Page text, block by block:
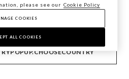
P.Iva 04240010274 - Cap. Soc.
-2.4.0
Polska
please see our Cookie Policy
COOKIES
ALL COOKIES